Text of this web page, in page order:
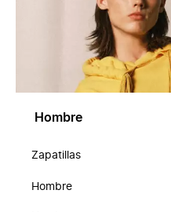
Hombre
Zapatillas
Hombre